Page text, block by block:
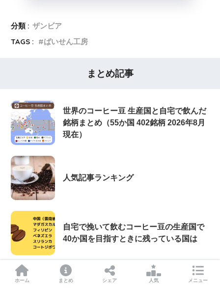
分類 : ザンビア
TAGS :
ばいせん工房
まとめ記事
世界のコーヒー豆 生産国と自宅で飲んだ
銘柄まとめ（55か国 402銘柄 2026年8月
現在）
人気記事ランキング
自宅で挽いて飲むコーヒー豆の生産国で
40か国を目指すときに残っている国は
自宅で挽いて味わったコーヒー豆の生産
ホーム まとめ シェア 人気 メニュー